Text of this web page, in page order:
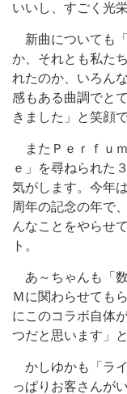
いいし、すごく光
新曲についても
か、それとも私た
れたのか、いろん
感もある曲調でと
きました」と笑顔
またＰｅｒｆｕ
ｅ」を尋ねられた
気がします。今年
周年の記念の年で
んなことをやらせ
ト。
あ～ちゃんも「
Ｍに関わらせても
にこのコラボ自体
つだと思います」
かしゆかも「ラ
っぱりお客さんが